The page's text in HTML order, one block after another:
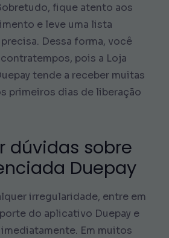
fique atento aos
e leve uma lista
Dessa forma, você
pois a Loja
tende a receber muitas
primeiros dias de liberação
dúvidas sobre
Duepay
irregularidade, entre em
do aplicativo Duepay e
Em muitos